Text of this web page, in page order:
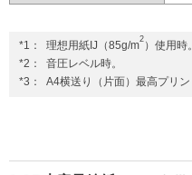
*1： 理想用紙IJ（85g/m2 ）使用時。
*2：
音圧レベル時。
*3：
A4横送り（片面）最高プリン